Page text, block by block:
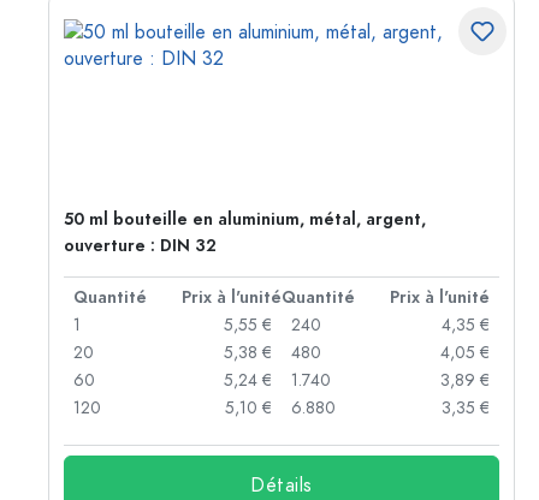
50 ml bouteille en aluminium, métal, argent,
ouverture : DIN 32
Quantité Prix à l'unitéQuantité
Prix à l'unité
1
5,55 €
20
5,38 €
60
5,24 €
120
5,10 €
240
4,35 €
480
4,05 €
1.740
3,89 €
6.880
3,35 €
Détails